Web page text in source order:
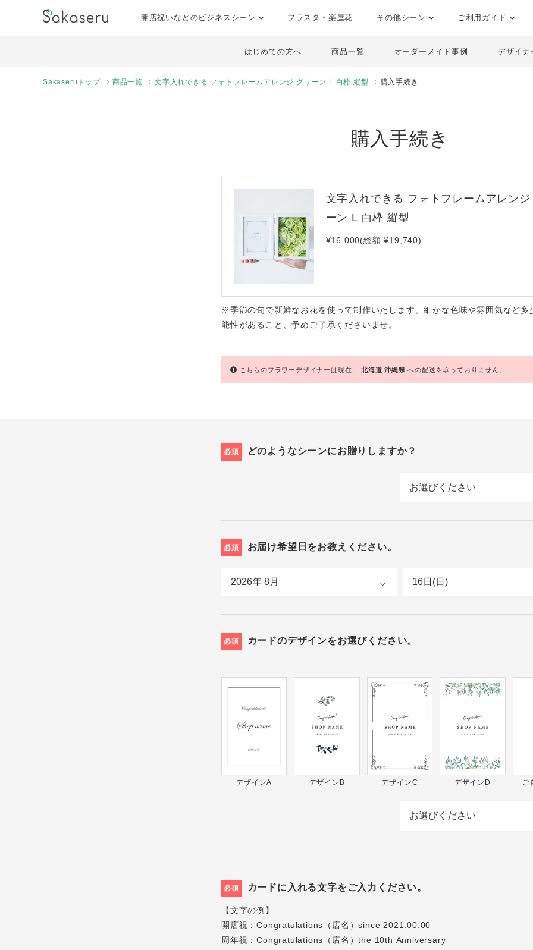
開店祝いなどのビジネスシーン フラスタ・楽屋花 その他シーン ご利用ガイド
はじめての方へ 商品一覧 オーダーメイド事例 デザイナ
Sakaseruトップ 商品一覧 文字入れできる フォトフレームアレンジ グリーン L 白枠 縦型 購入手続き
購入手続き
文字入れできる フォトフレームアレン
ーン L 白枠 縦型
¥16,000(総額 ¥19,740)
※季節の旬で新鮮なお花を使って制作いたします。細かな色味や雰囲気など多
能性があること、予めご了承くださいませ。
こちらのフラワーデザイナーは現在、北海道沖縄県への配送を承っておりません。
必須 どのようなシーンにお贈りしますか？
必須 お届け希望日をお教えください。
必須 カードのデザインをお選びください。
デザインA デザインB デザインC デザインD ご
必須 カードに入れる文字をご入力ください。
【文字の例】
開店祝：Congratulations（店名）since 2021.00.00
周年祝：Congratulations（店名）the 10th Anniversary